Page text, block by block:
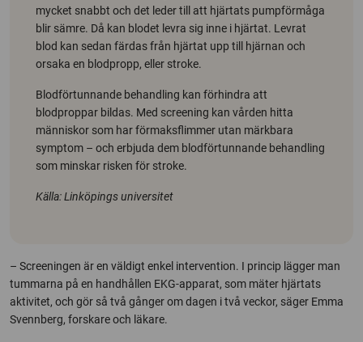
mycket snabbt och det leder till att hjärtats pumpförmåga
blir sämre. Då kan blodet levra sig inne i hjärtat. Levrat
blod kan sedan färdas från hjärtat upp till hjärnan och
orsaka en blodpropp, eller stroke.
Blodförtunnande behandling kan förhindra att
blodproppar bildas. Med screening kan vården hitta
människor som har förmaksflimmer utan märkbara
symptom – och erbjuda dem blodförtunnande behandling
som minskar risken för stroke.
Källa: Linköpings universitet
– Screeningen är en väldigt enkel intervention. I princip lägger man
tummarna på en handhållen EKG-apparat, som mäter hjärtats
aktivitet, och gör så två gånger om dagen i två veckor, säger Emma
Svennberg, forskare och läkare.